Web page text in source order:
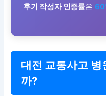
후기 작성자 인증률은
대전 교통사고
까?